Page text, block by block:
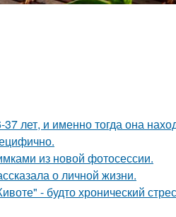
лет, и именно тогда она
из новой фотосессии.
о личной жизни.
- будто хронический